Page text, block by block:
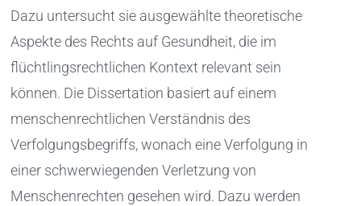
Dazu untersucht sie ausgewählte theoretische
Aspekte des Rechts auf Gesundheit, die im
flüchtlingsrechtlichen Kontext relevant sein
können. Die Dissertation basiert auf einem
menschenrechtlichen Verständnis des
Verfolgungsbegriffs, wonach eine Verfolgung in
einer schwerwiegenden Verletzung von
Menschenrechten gesehen wird. Dazu werden